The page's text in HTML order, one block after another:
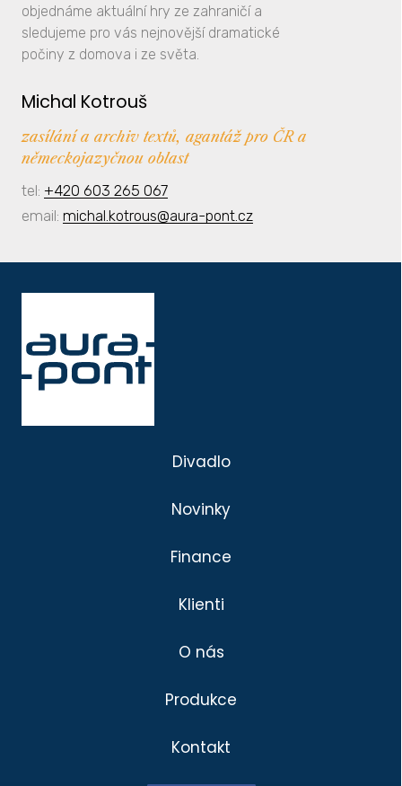
Divadlo
objednáme aktuální hry ze zahraničí a
sledujeme pro vás nejnovější dramatické
počiny z domova i ze světa.
Michal Kotrouš
zasílání a archiv textů, agantáž pro ČR a
německojazyčnou oblast
tel: +420 603 265 067
email: michal.kotrous@aura-pont.cz
Divadlo
Novinky
Finance
Klienti
O nás
Produkce
Kontakt